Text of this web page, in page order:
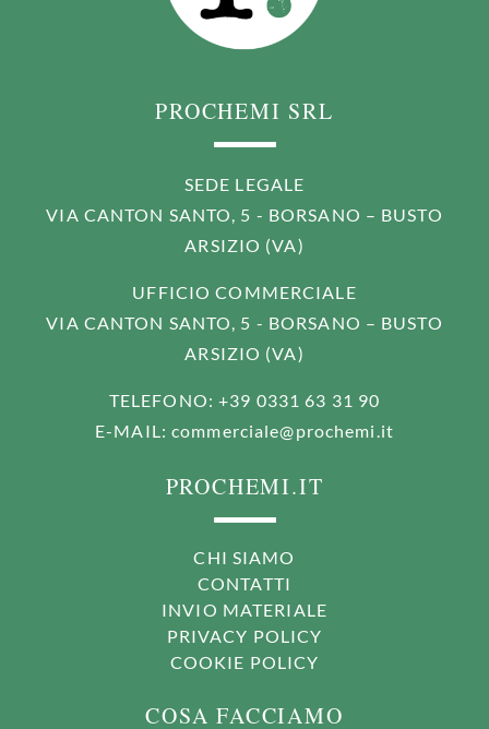
PROCHEMI SRL
SEDE LEGALE
VIA CANTON SANTO, 5 - BORSANO – BUSTO
ARSIZIO (VA)
UFFICIO COMMERCIALE
VIA CANTON SANTO, 5 - BORSANO – BUSTO
ARSIZIO (VA)
TELEFONO: +39 0331 63 31 90
E-MAIL :commerciale@prochemi.it
PROCHEMI.IT
CHI SIAMO
CONTATTI
INVIO MATERIALE
PRIVACY POLICY
COOKIE POLICY
COSA FACCIAMO